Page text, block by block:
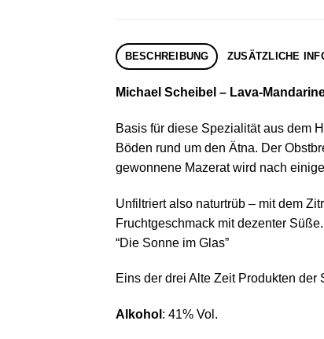
BESCHREIBUNG ZUSÄTZLICHE
Michael Scheibel – Lava-
Basis für diese Spezialität aus dem
Böden rund um den Ätna. Der
gewonnene Mazerat wird nach
Unfiltriert also naturtrüb – mit dem
Fruchtgeschmack mit dezenter Süße.
“Die Sonne im Glas”
Eins der drei Alte Zeit Produkten der
Alkohol : 41% Vol.